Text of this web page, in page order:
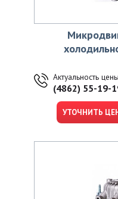
Актуальность
(4862) 55-19-
УТОЧНИТЬ